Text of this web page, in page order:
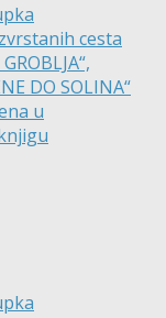
cesta
DO SOLINA“
u